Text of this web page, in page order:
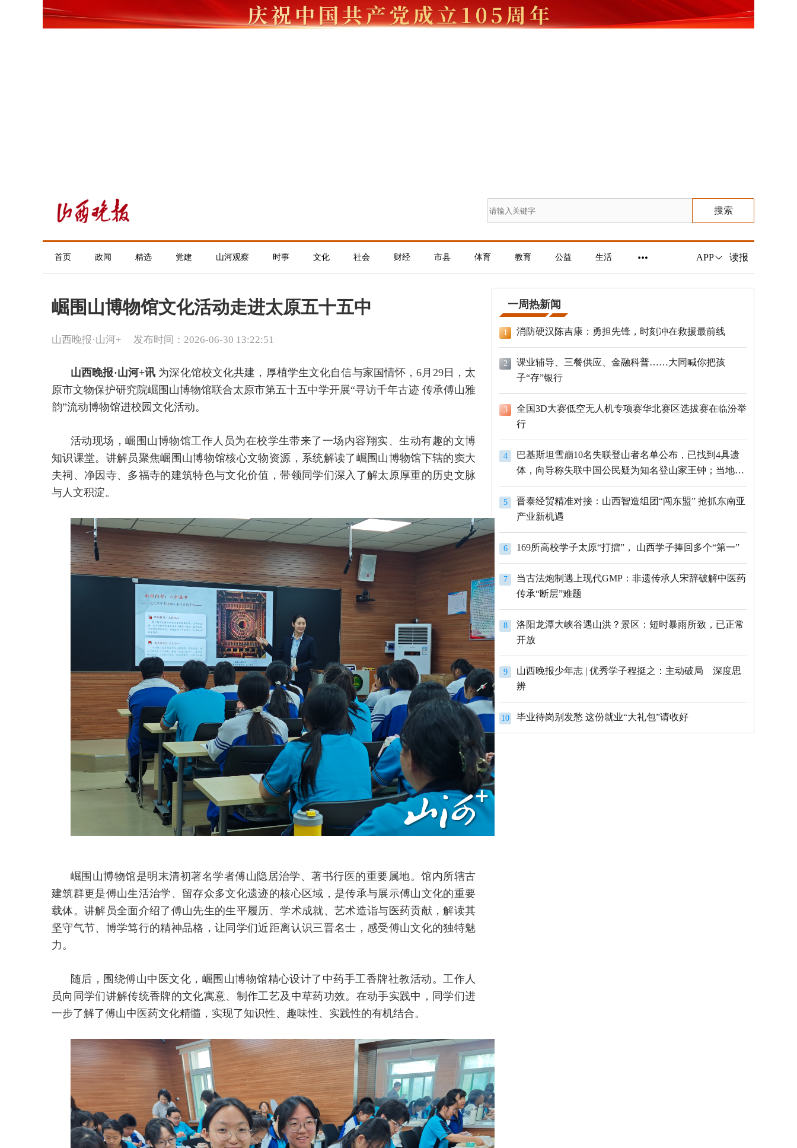
搜索
首页 政闻 精选 党建 山河观察 时事 文化 社会 财经 市县 体育 教育 公益 生活 APP 读报
崛围山博物馆文化活动走进太原五十五中
山西晚报·山河+ 发布时间：2026-06-30 13:22:51
山西晚报·山河+讯 为深化馆校文化共建，厚植学生文化自信与家国情怀，6月29日，太
原市文物保护研究院崛围山博物馆联合太原市第五十五中学开展“寻访千年古迹 传承傅山雅
韵”流动博物馆进校园文化活动。
活动现场，崛围山博物馆工作人员为在校学生带来了一场内容翔实、生动有趣的文博
知识课堂。讲解员聚焦崛围山博物馆核心文物资源，系统解读了崛围山博物馆下辖的窦大
夫祠、净因寺、多福寺的建筑特色与文化价值，带领同学们深入了解太原厚重的历史文脉
与人文积淀。
崛围山博物馆是明末清初著名学者傅山隐居治学、著书行医的重要属地。馆内所辖古
建筑群更是傅山生活治学、留存众多文化遗迹的核心区域，是传承与展示傅山文化的重要
载体。讲解员全面介绍了傅山先生的生平履历、学术成就、艺术造诣与医药贡献，解读其
坚守气节、博学笃行的精神品格，让同学们近距离认识三晋名士，感受傅山文化的独特魅
力。
随后，围绕傅山中医文化，崛围山博物馆精心设计了中药手工香牌社教活动。工作人
员向同学们讲解传统香牌的文化寓意、制作工艺及中草药功效。在动手实践中，同学们进
一步了解了傅山中医药文化精髓，实现了知识性、趣味性、实践性的有机结合。
一周热新闻
1 消防硬汉陈吉康：勇担先锋，时刻冲在救援最前线
2
课业辅导、三餐供应、金融科普……大同喊你把孩
子“存”银行
3
全国3D大赛低空无人机专项赛华北赛区选拔赛在临汾举
行
4
巴基斯坦雪崩10名失联登山者名单公布，已找到4具遗
体，向导称失联中国公民疑为知名登山家王钟；当地官
员：已定位到3个追踪器
5
晋泰经贸精准对接：山西智造组团“闯东盟” 抢抓东南亚
产业新机遇
6 169所高校学子太原“打擂”， 山西学子捧回多个“第一”
7
当古法炮制遇上现代GMP：非遗传承人宋辞破解中医药
传承“断层”难题
8
洛阳龙潭大峡谷遇山洪？景区：短时暴雨所致，已正常
开放
9
山西晚报少年志 | 优秀学子程挺之：主动破局 深度思
辨
10 毕业待岗别发愁 这份就业“大礼包”请收好